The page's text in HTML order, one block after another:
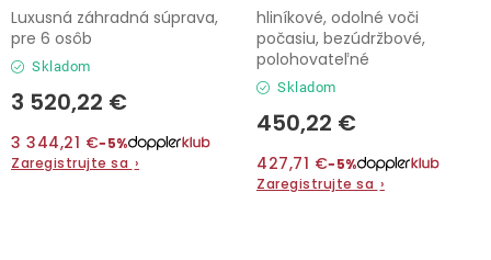
Skladom
3 520,22 €
3 344,21 €−5%
Zaregistrujte sa ›
Luxusná záhradná súprava,
pre 6 osôb
Skladom
450,22 €
427,71 €−5%
Zaregistrujte sa ›
hliníkové, odolné voči
počasiu, bezúdržbové,
polohovateľné